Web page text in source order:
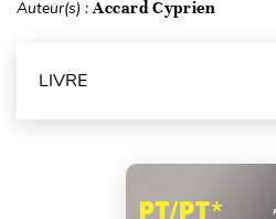
Auteur(s) :Accard Cyprien
LIVRE